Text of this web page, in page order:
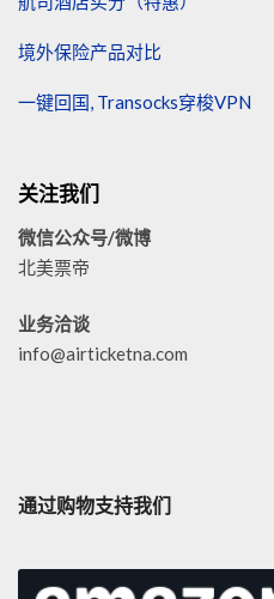
境外保险产品对比
一键回国, Transocks穿梭VPN
关注我们
微信公众号/微博
北美票帝
业务洽谈
info@airticketna.com
通过购物支持我们